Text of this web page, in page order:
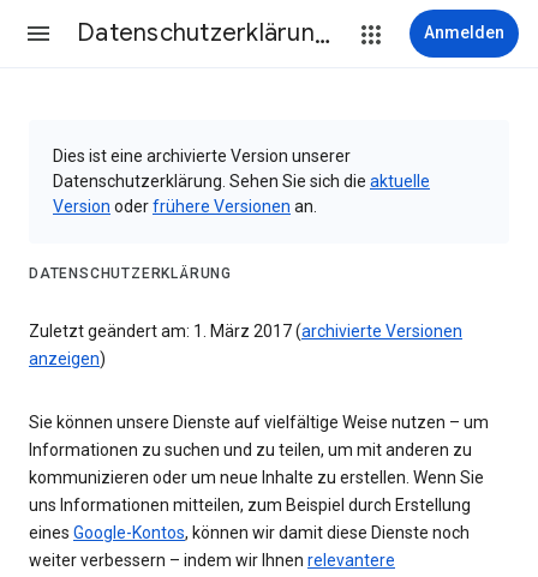
Datenschutzerklärung & Nutzungsbedingungen Anmelden
Dies ist eine archivierte Version unserer
Datenschutzerklärung. Sehen Sie sich die aktuelle
Version oderfrühere Versionen an.
DATENSCHUTZERKLÄRUNG
Zuletzt geändert am: 1. März 2017 (archivierte Versionen
anzeigen)
Sie können unsere Dienste auf vielfältige Weise nutzen – um
Informationen zu suchen und zu teilen, um mit anderen zu
kommunizieren oder um neue Inhalte zu erstellen. Wenn Sie
uns Informationen mitteilen, zum Beispiel durch Erstellung
eines Google-Kontos, können wir damit diese Dienste noch
weiter verbessern – indem wir Ihnen relevantere